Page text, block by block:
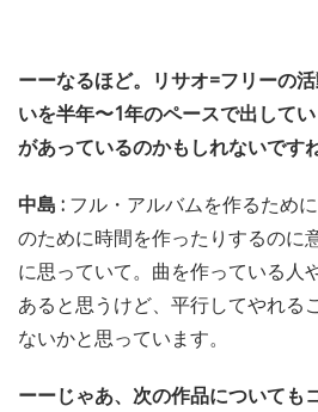
ーーなるほど。リサオ=フリーの
いを半年〜1年のペースで出して
があっているのかもしれないですね
中島 : フル・アルバムを作るため
のために時間を作ったりするのに
に思っていて。曲を作っている人
あると思うけど、平行してやれる
ないかと思っています。
ーーじゃあ、次の作品についても